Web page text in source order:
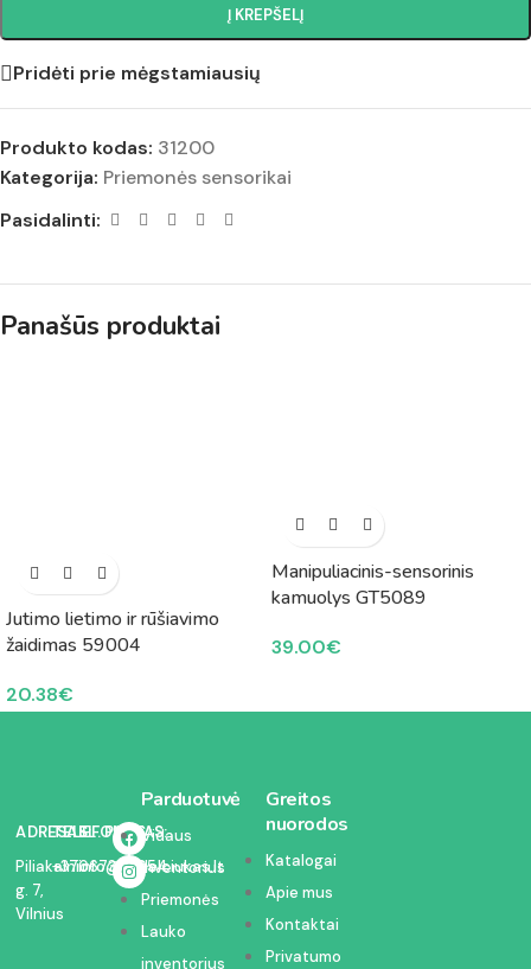
Į KREPŠELĮ
Pridėti prie mėgstamiausių
Produkto kodas: 31200
Kategorija: Priemonės sensorikai
Pasidalinti:
Panašūs produktai
Jutimo lietimo ir rūšiavimo
žaidimas 59004
20.38€
Manipuliacinis-sensorinis
kamuolys GT5089
39.00€
ADRESAS:
Piliakalnio
g. 7,
Vilnius
TELEFONAS:
+37067350054
EL. PAŠTAS:
info@kodelciukas.lt
Parduotuvė
Vidaus
inventorius
Priemonės
Lauko
inventorius
Greitos
nuorodos
Katalogai
Apie mus
Kontaktai
Privatumo